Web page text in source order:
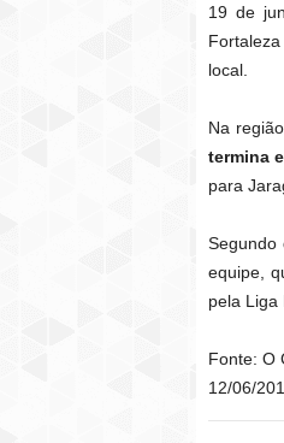
19 de
local.
Na
termina
para
Segundo
equipe,
pela Liga
Fonte: O
12/06/